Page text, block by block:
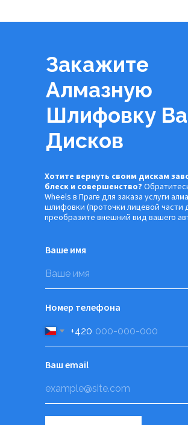
Закажите
Алмазную
Шлифовку
Дисков
Ваше имя
Номер телефона
+420
Ваш email
Хотите вернуть своим дискам
блеск и совершенство?
Wheels в Праге для заказа услуги
шлифовки (проточки лицевой части
преобразите внешний вид вашего